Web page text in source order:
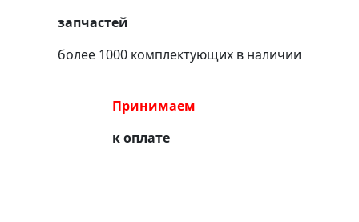
запчастей
более 1000 комплектующих в наличии
Принимаем
к оплате